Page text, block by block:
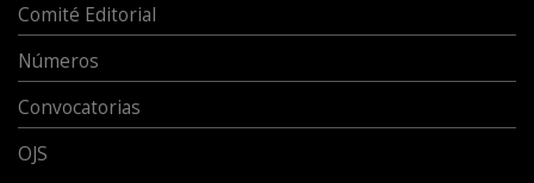
Comité Editorial
Números
Convocatorias
OJS